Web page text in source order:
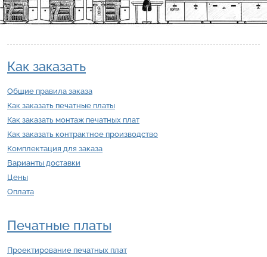
Как заказать
Общие правила заказа
Как заказать печатные платы
Как заказать монтаж печатных плат
Как заказать контрактное производство
Комплектация для заказа
Варианты доставки
Цены
Оплата
Печатные платы
Проектирование печатных плат